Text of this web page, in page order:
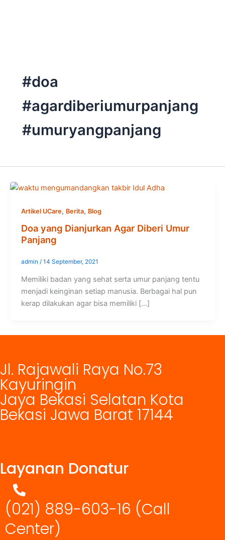
#doa
#agardiberiumurpanjang
#umuryangpanjang
Artikel UCare, Berita, Blog
Doa yang Dianjurkan Agar Diberi Umur
Panjang
admin / 14 September, 2021
Memiliki badan yang sehat serta umur panjang tentu
menjadi keinginan setiap manusia. Berbagai hal pun
kerap dilakukan agar bisa memiliki […]
Jl. Rajawali Raya No.73
Kayuringin
Jaya Bekasi Selatan Kota
Bekasi Jawa Barat 17144
Layanan Donatur
(021) 889-603-16 (Call
Center)